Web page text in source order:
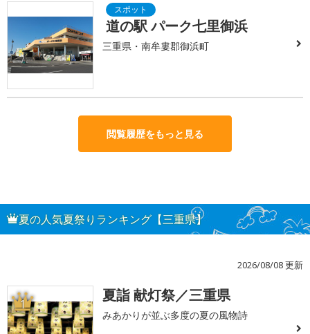
道の駅 パーク七里御浜
三重県・南牟婁郡御浜町
閲覧履歴をもっと見る
夏の人気夏祭りランキング【三重県】
2026/08/08 更新
1 夏詣 献灯祭／三重県
みあかりが並ぶ多度の夏の風物詩